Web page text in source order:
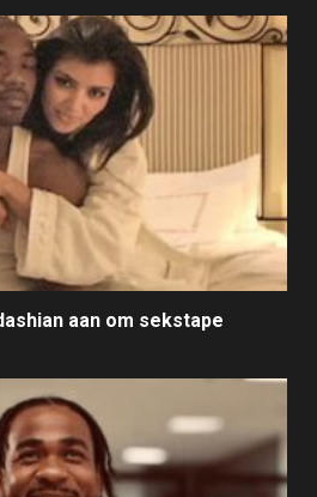
aan om sekstape